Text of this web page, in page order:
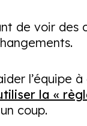
de voir des
l’équipe
la «
coup.